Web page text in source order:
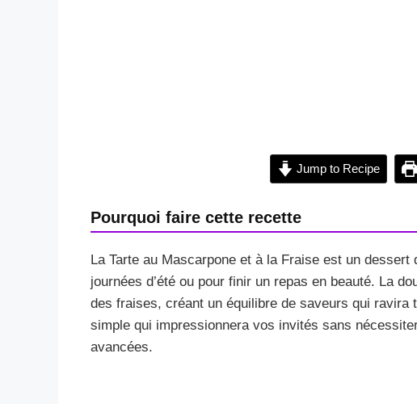
Jump to Recipe
Pourquoi faire cette recette
La Tarte au Mascarpone et à la Fraise est un
journées d’été ou pour finir un repas en beauté. La
des fraises, créant un équilibre de saveurs qui ravira
simple qui impressionnera vos invités sans
avancées.